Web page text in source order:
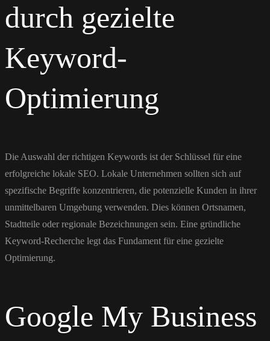
durch gezielte
Keyword-
Optimierung
Die Auswahl der richtigen Keywords ist der Schlüssel für eine
erfolgreiche lokale SEO. Lokale Unternehmen sollten sich auf
spezifische Begriffe konzentrieren, die potenzielle Kunden in ihrer
unmittelbaren Umgebung verwenden. Dies können Ortsnamen,
Stadtteile oder regionale Bezeichnungen sein. Eine gründliche
Keyword-Recherche legt das Fundament für eine gezielte
Optimierung.
Google My Business